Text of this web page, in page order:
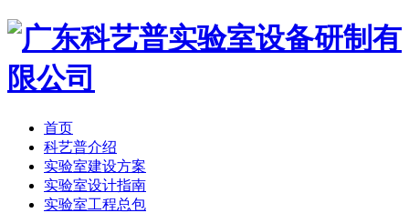
首页
科艺普介绍
实验室建设方案
实验室设计指南
实验室工程总包